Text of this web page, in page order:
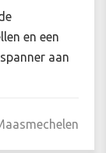
en een
aan